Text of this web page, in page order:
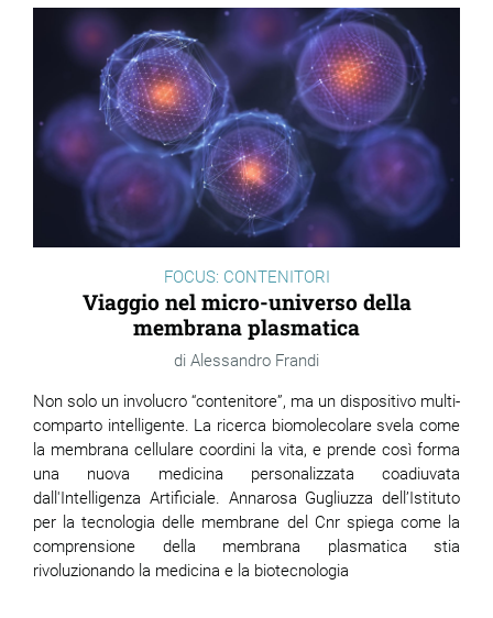
FOCUS: CONTENITORI
Viaggio nel micro-universo della
membrana plasmatica
Alessandro Frandi
Non solo un involucro “contenitore”, ma un dispositivo multi-
comparto intelligente. La ricerca biomolecolare svela come
la membrana cellulare coordini la vita, e prende così forma
una nuova medicina personalizzata coadiuvata
dall'Intelligenza Artificiale. Annarosa Gugliuzza dell’Istituto
per la tecnologia delle membrane del Cnr spiega come la
comprensione della membrana plasmatica stia
rivoluzionando la medicina e la biotecnologia